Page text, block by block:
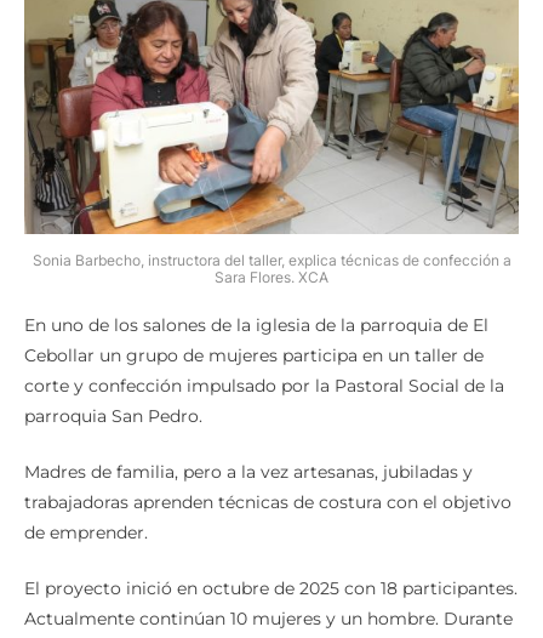
Sonia Barbecho, instructora del taller, explica técnicas de confección a
En uno de los salones de la iglesia de la parroquia de El
Cebollar un grupo de mujeres participa en un taller de
corte y confección impulsado por la Pastoral Social de la
Madres de familia, pero a la vez artesanas, jubiladas y
trabajadoras aprenden técnicas de costura con el objetivo
El proyecto inició en octubre de 2025 con 18 participantes.